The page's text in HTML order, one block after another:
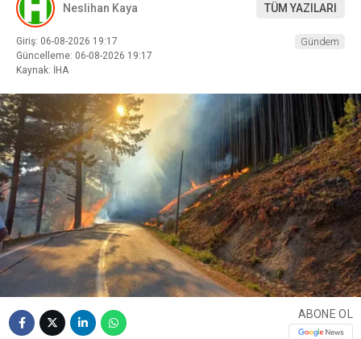
Neslihan Kaya TÜM YAZILARI
Giriş: 06-08-2026 19:17
Güncelleme: 06-08-2026 19:17
Kaynak: İHA
Gündem
ABONE OL